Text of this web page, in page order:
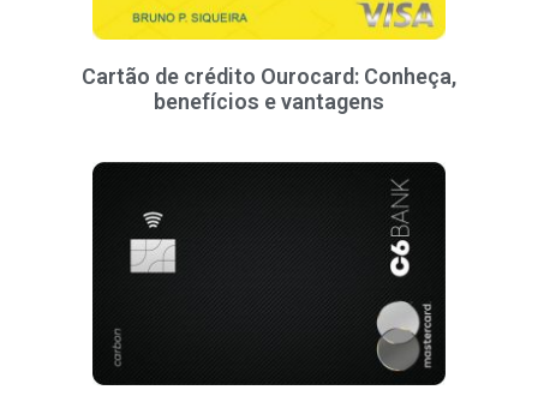
Cartão de crédito Ourocard: Conheça,
benefícios e vantagens